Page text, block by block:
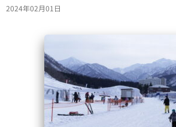
2024年02月01日